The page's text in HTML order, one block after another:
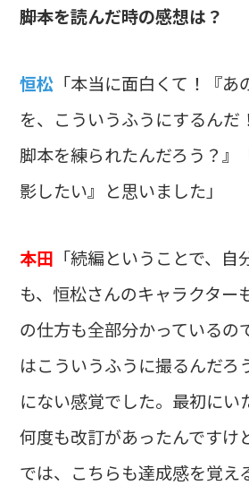
――脚本を読んだ時の感想は？
恒松 「本当に面白くて！『あ
を、こういうふうにするんだ
脚本を練られたんだろう？』
影したい』と思いました」
本田 「続編ということで、
も、恒松さんのキャラクター
の仕方も全部分かっているの
はこういうふうに撮るんだろ
にない感覚でした。最初にい
何度も改訂があったんですけ
では、こちらも達成感を覚え